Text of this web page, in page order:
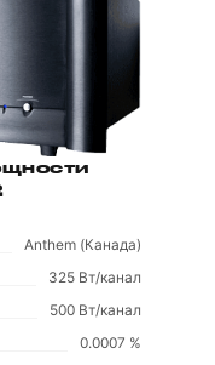
Anthem (Канада)
325 Вт/канал
500 Вт/канал
0.0007 %